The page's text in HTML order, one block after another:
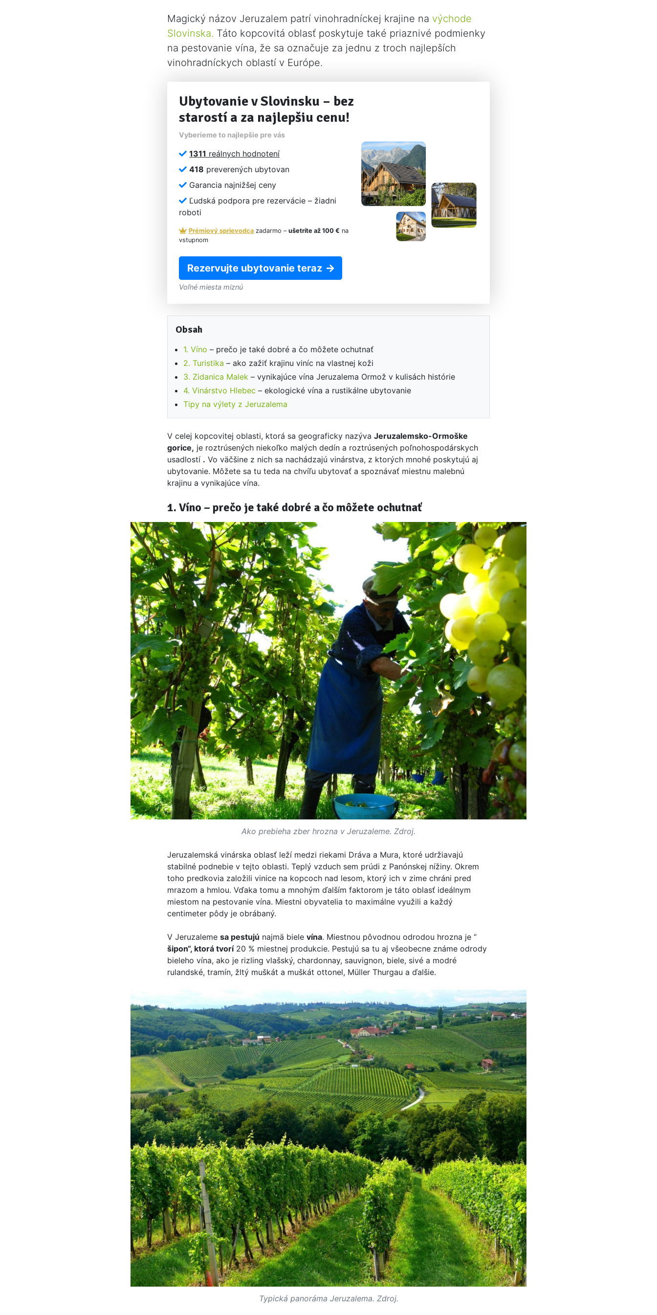
Magický názov Jeruzalem patrí vinohradníckej krajine na východe
Slovinska. Táto kopcovitá oblasť poskytuje také priaznivé podmienky
na pestovanie vína, že sa označuje za jednu z troch najlepších
vinohradníckych oblastí v Európe.
Ubytovanie v Slovinsku – bez
starostí a za najlepšiu cenu!
Vyberieme to najlepšie pre vás
1311 reálnych hodnotení
418 preverených ubytovan
Garancia najnižšej ceny
Ľudská podpora pre rezervácie – žiadni
roboti
Prémiový sprievodca zadarmo – ušetríte až 100 € na
vstupnom
Rezervujte ubytovanie teraz
Voľné miesta miznú
Obsah
1. Víno – prečo je také dobré a čo môžete ochutnať
2. Turistika – ako zažiť krajinu viníc na vlastnej koži
3. Zidanica Malek – vynikajúce vína Jeruzalema Ormož v kulisách histórie
4. Vinárstvo Hlebec – ekologické vína a rustikálne ubytovanie
Tipy na výlety z Jeruzalema
V celej kopcovitej oblasti, ktorá sa geograficky nazýva Jeruzalemsko-Ormoške
gorice, je roztrúsených niekoľko malých dedín a roztrúsených poľnohospodárskych
usadlostí . Vo väčšine z nich sa nachádzajú vinárstva, z ktorých mnohé poskytujú aj
ubytovanie. Môžete sa tu teda na chvíľu ubytovať a spoznávať miestnu malebnú
krajinu a vynikajúce vína.
1. Víno – prečo je také dobré a čo môžete ochutnať
Ako prebieha zber hrozna v Jeruzaleme. Zdroj.
Jeruzalemská vinárska oblasť leží medzi riekami Dráva a Mura, ktoré udržiavajú
stabilné podnebie v tejto oblasti. Teplý vzduch sem prúdi z Panónskej nížiny. Okrem
toho predkovia založili vinice na kopcoch nad lesom, ktorý ich v zime chráni pred
mrazom a hmlou. Vďaka tomu a mnohým ďalším faktorom je táto oblasť ideálnym
miestom na pestovanie vína. Miestni obyvatelia to maximálne využili a každý
centimeter pôdy je obrábaný.
V Jeruzaleme sa pestujú najmä biele vína. Miestnou pôvodnou odrodou hrozna je “
šipon“, ktorá tvorí20 % miestnej produkcie. Pestujú sa tu aj všeobecne známe odrody
bieleho vína, ako je rizling vlašský, chardonnay, sauvignon, biele, sivé a modré
rulandské, tramín, žltý muškát a muškát ottonel, Müller Thurgau a ďalšie.
Typická panoráma Jeruzalema. Zdroj.